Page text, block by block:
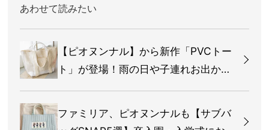
あわせて読みたい
【ピオヌンナル】から新作「PVCトー
ト」が登場！雨の日や子連れお出かけ
ファミリア、ピオヌンナルも【サブバ